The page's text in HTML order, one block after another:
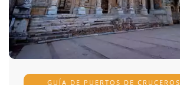
GUÍA DE PUERTOS DE CRUCEROS